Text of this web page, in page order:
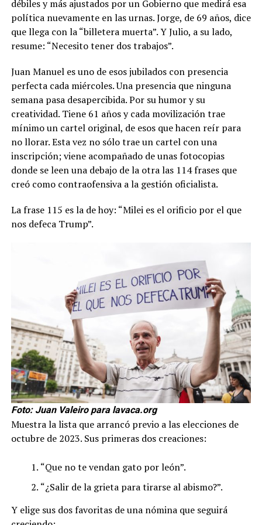
débiles y más ajustados por un Gobierno que medirá esa
política nuevamente en las urnas. Jorge, de 69 años, dice
que llega con la “billetera muerta”. Y Julio, a su lado,
resume: “Necesito tener dos trabajos”.
Juan Manuel es uno de esos jubilados con presencia
perfecta cada miércoles. Una presencia que ninguna
semana pasa desapercibida. Por su humor y su
creatividad. Tiene 61 años y cada movilización trae
mínimo un cartel original, de esos que hacen reír para
no llorar. Esta vez no sólo trae un cartel con una
inscripción; viene acompañado de unas fotocopias
donde se leen una debajo de la otra las 114 frases que
creó como contraofensiva a la gestión oficialista.
La frase 115 es la de hoy: “Milei es el orificio por el que
nos defeca Trump”.
Foto: Juan Valeiro para lavaca.org
Muestra la lista que arrancó previo a las elecciones de
octubre de 2023. Sus primeras dos creaciones:
“Que no te vendan gato por león”.
“¿Salir de la grieta para tirarse al abismo?”.
Y elige sus dos favoritas de una nómina que seguirá